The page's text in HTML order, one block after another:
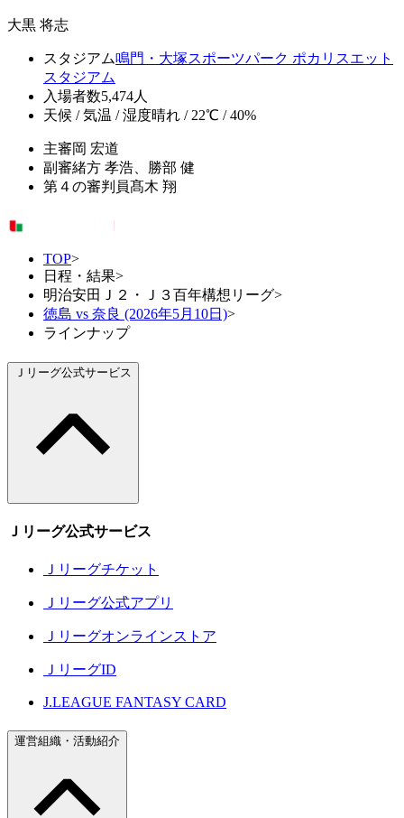
大黒 将志
スタジアム鳴門・大塚スポーツパーク ポカリスエット
スタジアム
入場者数5,474人
天候 / 気温 / 湿度晴れ / 22℃ / 40%
主審岡 宏道
副審緒方 孝浩、勝部 健
第４の審判員髙木 翔
TOP>
日程・結果>
明治安田Ｊ２・Ｊ３百年構想リーグ>
徳島 vs 奈良 (2026年5月10日)>
ラインナップ
Ｊリーグ公式サービス
Ｊリーグ公式サービス
Ｊリーグチケット
Ｊリーグ公式アプリ
Ｊリーグオンラインストア
ＪリーグID
J.LEAGUE FANTASY CARD
運営組織・活動紹介